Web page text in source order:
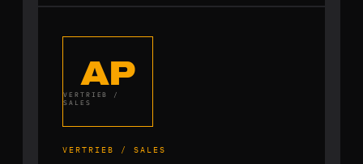
AP
VERTRIEB /
SALES
VERTRIEB / SALES